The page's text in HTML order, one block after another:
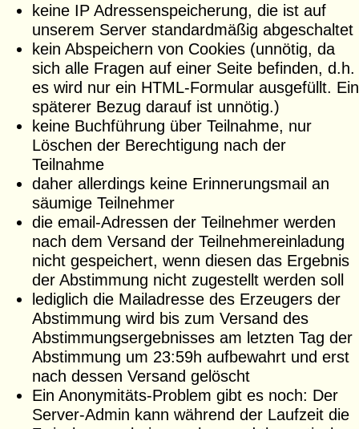
keine IP Adressenspeicherung, die ist auf
unserem Server standardmäßig abgeschaltet
kein Abspeichern von Cookies (unnötig, da
sich alle Fragen auf einer Seite befinden, d.h.
es wird nur ein HTML-Formular ausgefüllt. Ein
späterer Bezug darauf ist unnötig.)
keine Buchführung über Teilnahme, nur
Löschen der Berechtigung nach der
Teilnahme
daher allerdings keine Erinnerungsmail an
säumige Teilnehmer
die email-Adressen der Teilnehmer werden
nach dem Versand der Teilnehmereinladung
nicht gespeichert, wenn diesen das Ergebnis
der Abstimmung nicht zugestellt werden soll
lediglich die Mailadresse des Erzeugers der
Abstimmung wird bis zum Versand des
Abstimmungsergebnisses am letzten Tag der
Abstimmung um 23:59h aufbewahrt und erst
nach dessen Versand gelöscht
Ein Anonymitäts-Problem gibt es noch: Der
Server-Admin kann während der Laufzeit die